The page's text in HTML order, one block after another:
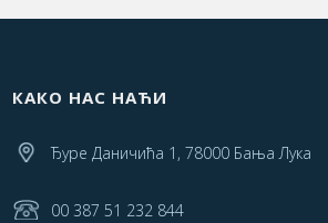
КАКО НАС НАЋИ
Ђуре Даничића 1, 78000 Бања Лука
00 387 51 232 844